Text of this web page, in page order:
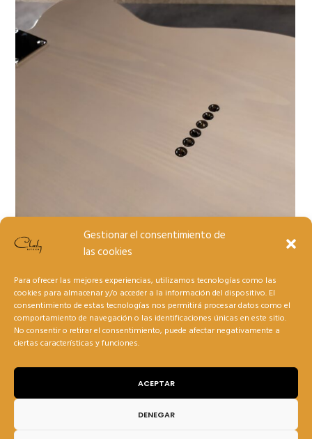
Gestionar el consentimiento de
las cookies
Para ofrecer las mejores experiencias, utilizamos tecnologías como las
cookies para almacenar y/o acceder a la información del dispositivo. El
consentimiento de estas tecnologías nos permitirá procesar datos como el
comportamiento de navegación o las identificaciones únicas en este sitio.
No consentir o retirar el consentimiento, puede afectar negativamente a
ciertas características y funciones.
ACEPTAR
DENEGAR